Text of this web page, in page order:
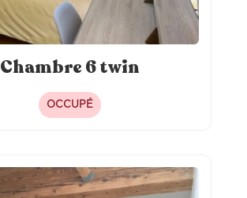
Chambre 6 twin
OCCUPÉ